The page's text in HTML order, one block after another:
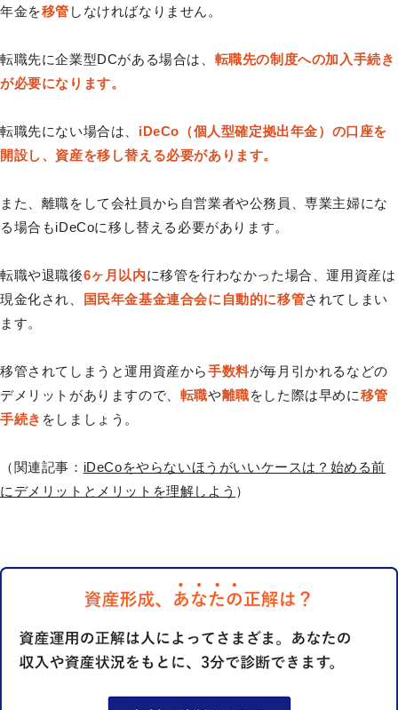
年金を移管 しなければなりません。
転職先に企業型DCがある場合は、 転職先の制度への加入手続き
が必要になります。
転職先にない場合は、 iDeCo（個人型確定拠出年金）の口座を
開設し、資産を移し替える必要があります。
また、離職をして会社員から自営業者や公務員、専業主婦にな
る場合もiDeCoに移し替える必要があります。
転職や退職後6ヶ月以内に移管を行わなかった場合、運用資産は
現金化され、
国民年金基金連合会に自動的に移管されてしまい
ます。
移管されてしまうと運用資産から手数料が毎月引かれるなどの
デメリットがありますので、 転職や離職をした際は早めに移管
手続き をしましょう。
（関連記事： iDeCoをやらないほうがいいケースは？始める前
にデメリットとメリットを理解しよう ）